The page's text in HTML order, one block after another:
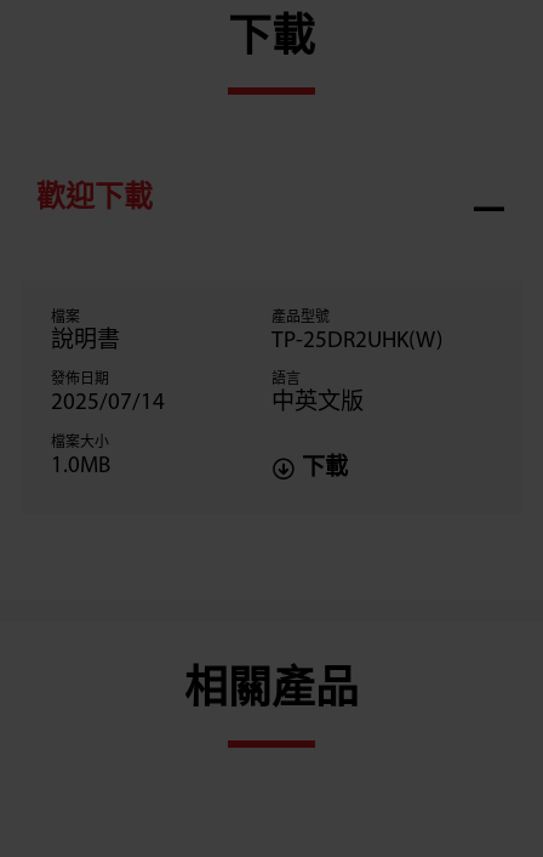
下載
歡迎下載
檔案
說明書
產品型號
TP-25DR2UHK(W)
發佈日期
2025/07/14
語言
中英文版
檔案大小
1.0MB 下載
相關產品